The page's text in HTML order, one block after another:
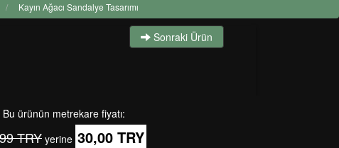
Kayın Ağacı Sandalye Tasarımı
/
Sonraki Ürün
Bu ürünün metrekare fiyatı:
TRYyerine 30,00 TRY